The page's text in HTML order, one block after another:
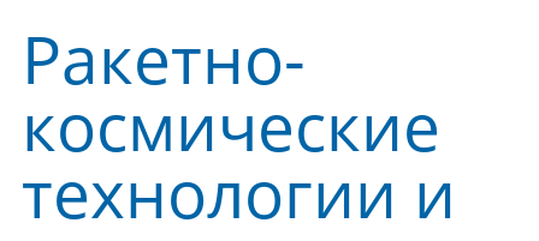
Ракетно-
космические
технологии и